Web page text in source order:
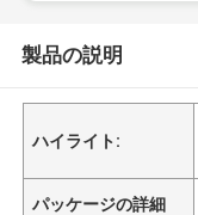
製品の説明
ハイライト:
パッケージの詳細